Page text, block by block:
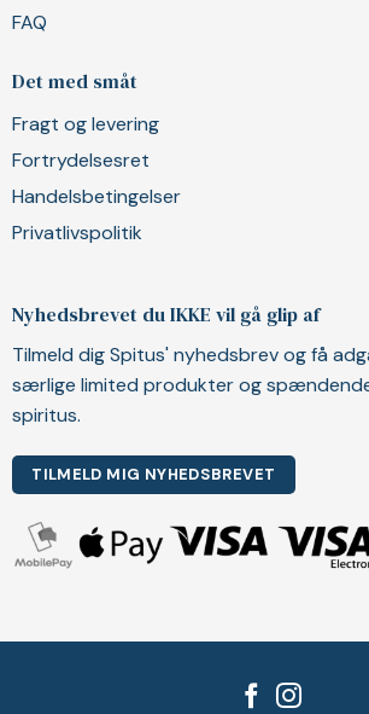
FAQ
Det med småt
Fragt og levering
Fortrydelsesret
Handelsbetingelser
Privatlivspolitik
Nyhedsbrevet du IKKE vil gå glip af
Tilmeld dig Spitus' nyhedsbrev og få
særlige limited produkter og
spiritus.
TILMELD MIG NYHEDSBREVET